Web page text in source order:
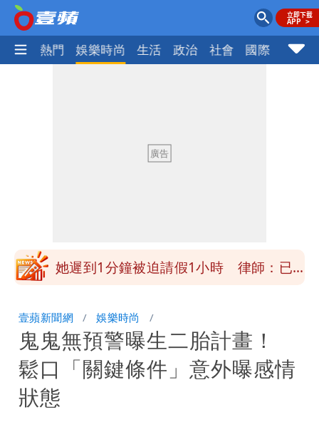
焦點 熱門 娛樂時尚 生活 政治 社會 國際 財經
白海豚暴風侵襲率曝光！北北基破4成
說話了
她遲到1分鐘被迫請假1小時 律師：已
安說了
哈根達斯「買10送12」！超商冰品好康
快看 思樂冰僅10元
華語天王遭亂爆私生子 周杰倫無辜捲
入！杰威爾發聲明怒斥
比政府還有愛！台灣暖捐熊本「1物資」
壹蘋新聞網 娛樂時尚
鬼鬼無預警曝生二胎計畫！
鬆口「關鍵條件」意外曝感情
狀態